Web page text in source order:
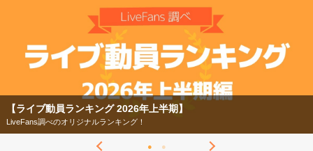
【ライブ動員ランキング 2026年上半期】
LiveFans調べのオリジナルランキング！